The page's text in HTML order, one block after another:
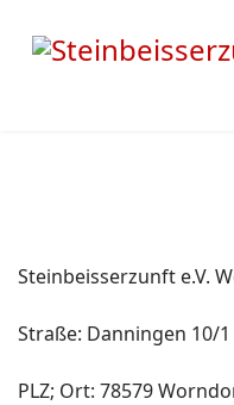
Steinbeisserzunft e.V.
Straße: Danningen 10/1
PLZ; Ort: 78579